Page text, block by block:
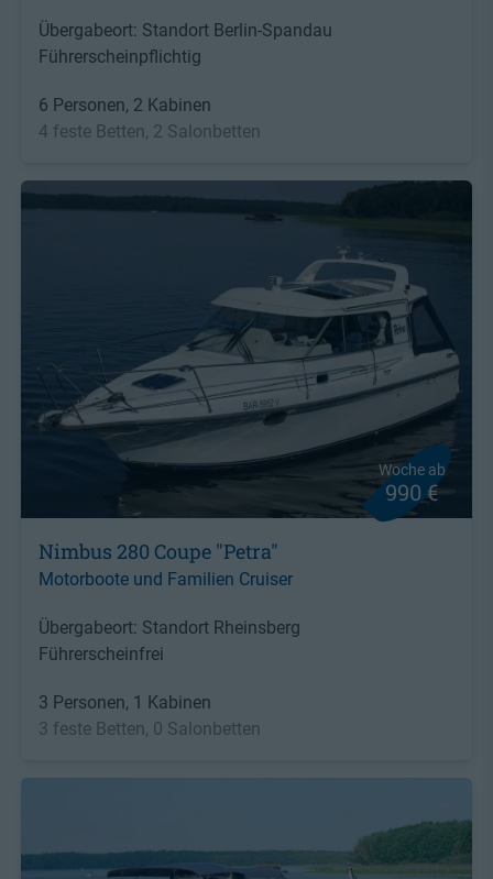
Übergabeort: Standort Berlin-Spandau
Führerscheinpflichtig
6 Personen, 2 Kabinen
4 feste Betten, 2 Salonbetten
Nimbus 280 Coupe "Petra"
Motorboote und Familien Cruiser
Übergabeort: Standort Rheinsberg
Führerscheinfrei
3 Personen, 1 Kabinen
3 feste Betten, 0 Salonbetten
Woche ab
990 €